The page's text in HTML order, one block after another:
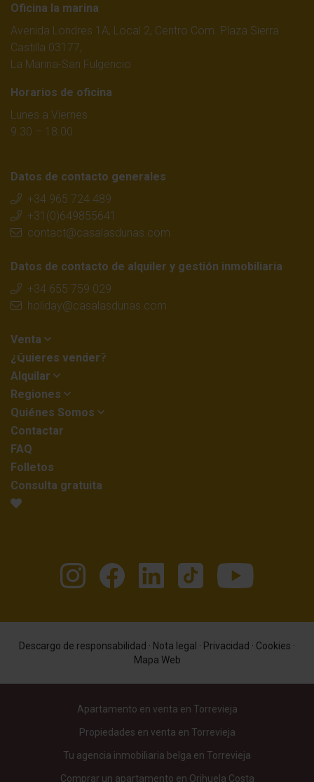
Oficina la marina
Avenida Londres 1A, Local 2, Centro Com. Plaza Sierra
Castilla 03177,
La Marina-San Fulgencio
Horarios de oficina
Lunes a Viernes
9.30 – 18.00
Datos de contacto generales
+34 965 724 489
+31(0)649855641
contact@casalasdunas.com
Datos de contacto de alquiler y gestión inmobiliaria
+34 655 759 029
holiday@casalasdunas.com
Venta
¿Quieres vender?
Alquilar
Regiones
Quiénes Somos
Contactar
FAQ
Folletos
Consulta gratuita
Descargo de responsabilidad · Nota legal · Privacidad · Cookies ·
Mapa Web
Apartamento en venta en Torrevieja
Propiedades en venta en Torrevieja
Tu agencia inmobiliaria belga en Torrevieja
Comprar un apartamento en Orihuela Costa